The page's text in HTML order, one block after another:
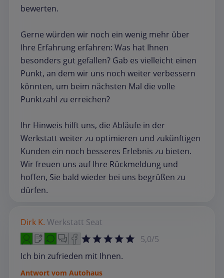
bewerten.
Gerne würden wir noch ein wenig mehr über
Ihre Erfahrung erfahren: Was hat Ihnen
besonders gut gefallen? Gab es vielleicht einen
Punkt, an dem wir uns noch weiter verbessern
könnten, um beim nächsten Mal die volle
Punktzahl zu erreichen?
Ihr Hinweis hilft uns, die Abläufe in der
Werkstatt weiter zu optimieren und zukünftigen
Kunden ein noch besseres Erlebnis zu bieten.
Wir freuen uns auf Ihre Rückmeldung und
hoffen, Sie bald wieder bei uns begrüßen zu
dürfen.
Dirk K. Werkstatt Seat
5,0/5
Ich bin zufrieden mit Ihnen.
Antwort vom Autohaus